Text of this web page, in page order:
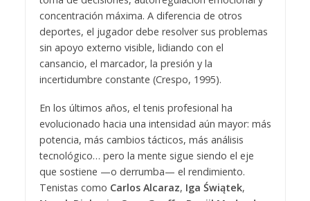
concentración máxima. A diferencia de otros
deportes, el jugador debe resolver sus problemas
sin apoyo externo visible, lidiando con el
cansancio, el marcador, la presión y la
incertidumbre constante (Crespo, 1995).
En los últimos años, el tenis profesional ha
evolucionado hacia una intensidad aún mayor: más
potencia, más cambios tácticos, más análisis
tecnológico… pero la mente sigue siendo el eje
que sostiene —o derrumba— el rendimiento.
Tenistas como Carlos Alcaraz, Iga Świątek,